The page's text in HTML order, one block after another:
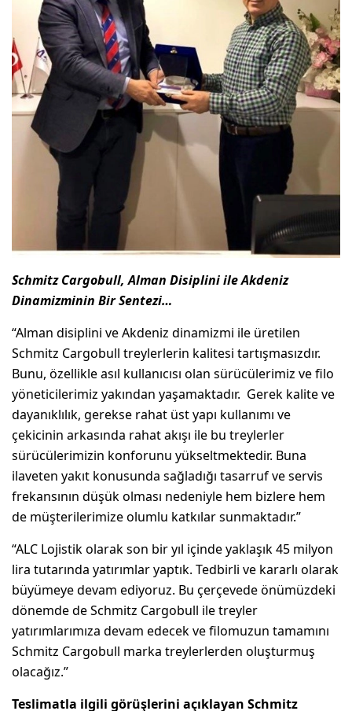
Schmitz Cargobull, Alman Disiplini ile Akdeniz
Dinamizminin Bir Sentezi…
“Alman disiplini ve Akdeniz dinamizmi ile üretilen
Schmitz Cargobull treylerlerin kalitesi tartışmasızdır.
Bunu, özellikle asıl kullanıcısı olan sürücülerimiz ve filo
yöneticilerimiz yakından yaşamaktadır. Gerek kalite ve
dayanıklılık, gerekse rahat üst yapı kullanımı ve
çekicinin arkasında rahat akışı ile bu treylerler
sürücülerimizin konforunu yükseltmektedir. Buna
ilaveten yakıt konusunda sağladığı tasarruf ve servis
frekansının düşük olması nedeniyle hem bizlere hem
de müşterilerimize olumlu katkılar sunmaktadır.”
“ALC Lojistik olarak son bir yıl içinde yaklaşık 45 milyon
lira tutarında yatırımlar yaptık. Tedbirli ve kararlı olarak
büyümeye devam ediyoruz. Bu çerçevede önümüzdeki
dönemde de Schmitz Cargobull ile treyler
yatırımlarımıza devam edecek ve filomuzun tamamını
Schmitz Cargobull marka treylerlerden oluşturmuş
olacağız.”
Teslimatla ilgili görüşlerini açıklayan Schmitz